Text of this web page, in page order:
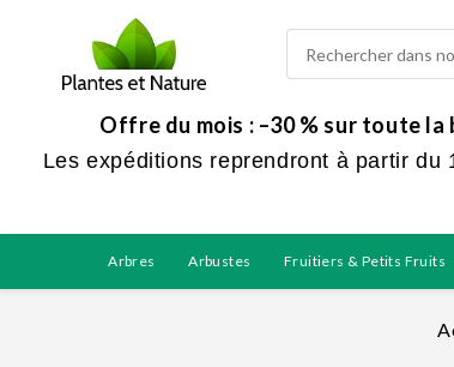
Offre du mois : –30 % sur toute
Les expéditions reprendront à partir
Arbres Arbustes Fruitiers & Petits Fruits